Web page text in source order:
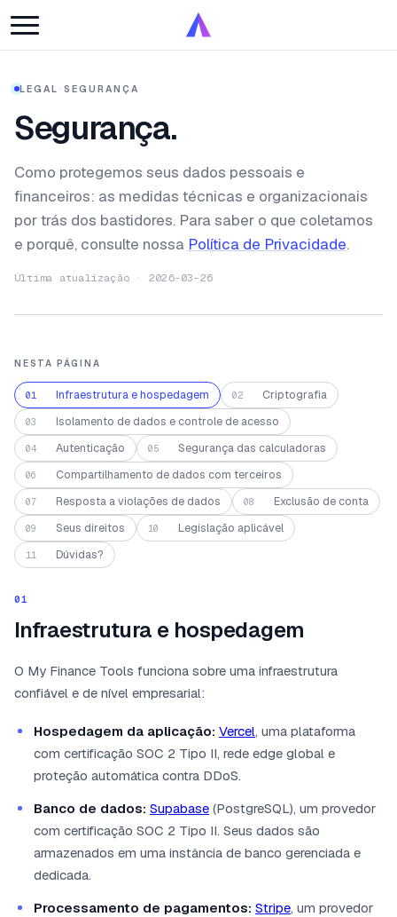
LEGAL · SEGURANÇA
Segurança.
Como protegemos seus dados pessoais e
financeiros: as medidas técnicas e organizacionais
por trás dos bastidores. Para saber o que coletamos
e porquê, consulte nossa Política de Privacidade.
Última atualização · 2026-03-26
NESTA PÁGINA
01 Infraestrutura e hospedagem 02 Criptografia
03 Isolamento de dados e controle de acesso
04 Autenticação 05 Segurança das calculadoras
06 Compartilhamento de dados com terceiros
07 Resposta a violações de dados 08 Exclusão de conta
09 Seus direitos 10 Legislação aplicável
11 Dúvidas?
01
Infraestrutura e hospedagem
O My Finance Tools funciona sobre uma infraestrutura
confiável e de nível empresarial:
Hospedagem da aplicação: Vercel, uma plataforma
com certificação SOC 2 Tipo II, rede edge global e
proteção automática contra DDoS.
Banco de dados: Supabase (PostgreSQL), um provedor
com certificação SOC 2 Tipo II. Seus dados são
armazenados em uma instância de banco gerenciada e
dedicada.
Processamento de pagamentos: Stripe, um provedor